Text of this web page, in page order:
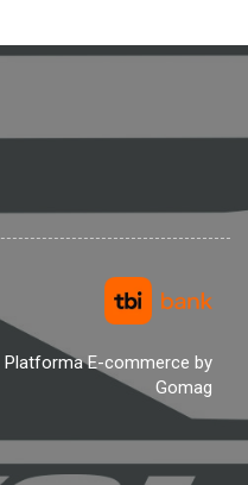
Platforma E-commerce by
Gomag